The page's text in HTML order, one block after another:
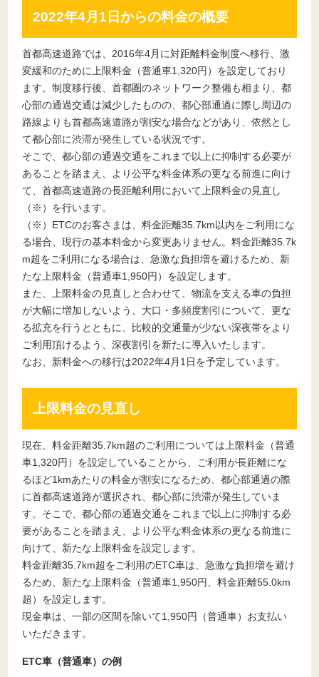
2022年4月1日からの料金の概要
首都高速道路では、2016年4月に対距離料金制度へ移行、激
変緩和のために上限料金（普通車1,320円）を設定しており
ます。制度移行後、首都圏のネットワーク整備も相まり、都
心部の通過交通は減少したものの、都心部通過に際し周辺の
路線よりも首都高速道路が割安な場合などがあり、依然とし
て都心部に渋滞が発生している状況です。
そこで、都心部の通過交通をこれまで以上に抑制する必要が
あることを踏まえ、より公平な料金体系の更なる前進に向け
て、首都高速道路の長距離利用において上限料金の見直し
（※）を行います。
（※）ETCのお客さまは、料金距離35.7km以内をご利用にな
る場合、現行の基本料金から変更ありません。料金距離35.7k
m超をご利用になる場合は、急激な負担増を避けるため、新
たな上限料金（普通車1,950円）を設定します。
また、上限料金の見直しと合わせて、物流を支える車の負担
が大幅に増加しないよう、大口・多頻度割引について、更な
る拡充を行うとともに、比較的交通量が少ない深夜帯をより
ご利用頂けるよう、深夜割引を新たに導入いたします。
なお、新料金への移行は2022年4月1日を予定しています。
上限料金の見直し
現在、料金距離35.7km超のご利用については上限料金（普通
車1,320円）を設定していることから、ご利用が長距離にな
るほど1kmあたりの料金が割安になるため、都心部通過の際
に首都高速道路が選択され、都心部に渋滞が発生していま
す。そこで、都心部の通過交通をこれまで以上に抑制する必
要があることを踏まえ、より公平な料金体系の更なる前進に
向けて、新たな上限料金を設定します。
料金距離35.7km超をご利用のETC車は、急激な負担増を避け
るため、新たな上限料金（普通車1,950円、料金距離55.0km
超）を設定します。
現金車は、一部の区間を除いて1,950円（普通車）お支払い
いただきます。
ETC車（普通車）の例